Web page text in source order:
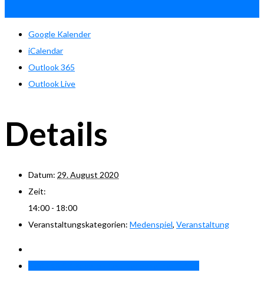
Google Kalender
iCalendar
Outlook 365
Outlook Live
Details
Datum: 29. August 2020
Zeit:
14:00 - 18:00
Veranstaltungskategorien: Medenspiel, Veranstaltung